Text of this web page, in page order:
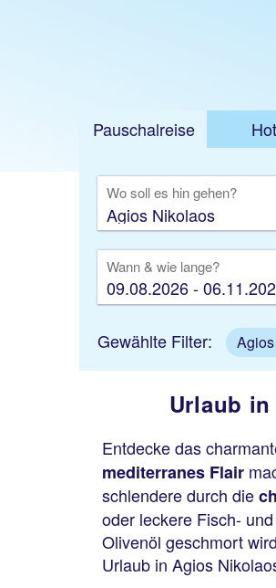
Pauschalreise
Wo soll es hin gehen?
Wann & wie lange?
09.08.2026 -
Gewählte Filter:
Urlaub
Entdecke das
mediterranes Flair
schlendere durch die
oder leckere Fisch-
Olivenöl geschmort
Urlaub in Agios